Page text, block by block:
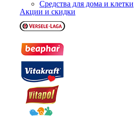
Средства для дома и клетки
Акции и скидки